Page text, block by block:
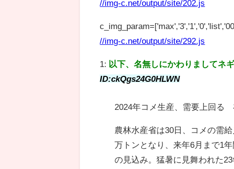
//img-c.net/output/site/202.js
//img-c.net/output/site/292.js
1: 以下、名無しにかわりましてネ
ID:ckQgs24G0HLWN
2024年コメ生産、需要上回る
農林水産省は30日、コメの需
万トンとなり、来年6月まで1
の見込み。猛暑に見舞われた